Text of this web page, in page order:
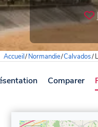
Accueil/Normandie/Calvados/
Comparer